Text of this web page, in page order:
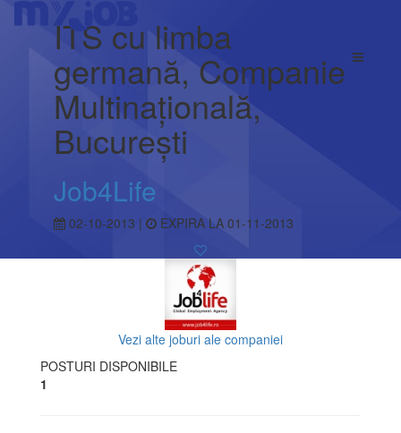
ITS cu limba
germană, Companie
Multinațională,
București
Job4Life
02-10-2013 | EXPIRA LA 01-11-2013
Vezi alte joburi ale companiei
POSTURI DISPONIBILE
1